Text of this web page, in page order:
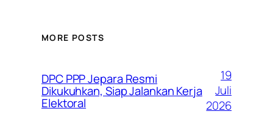
MORE POSTS
DPC PPP Jepara Resmi
Dikukuhkan, Siap Jalankan Kerja
Elektoral
19
Juli
2026